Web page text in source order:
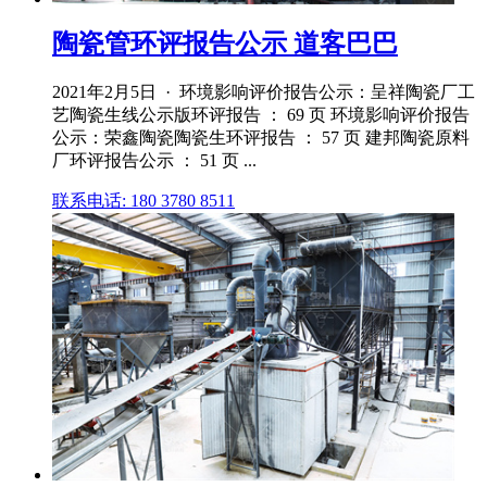
陶瓷管环评报告公示 道客巴巴
2021年2月5日 · 环境影响评价报告公示：呈祥陶瓷厂工
艺陶瓷生线公示版环评报告 ： 69 页 环境影响评价报告
公示：荣鑫陶瓷陶瓷生环评报告 ： 57 页 建邦陶瓷原料
厂环评报告公示 ： 51 页 ...
联系电话: 180 3780 8511